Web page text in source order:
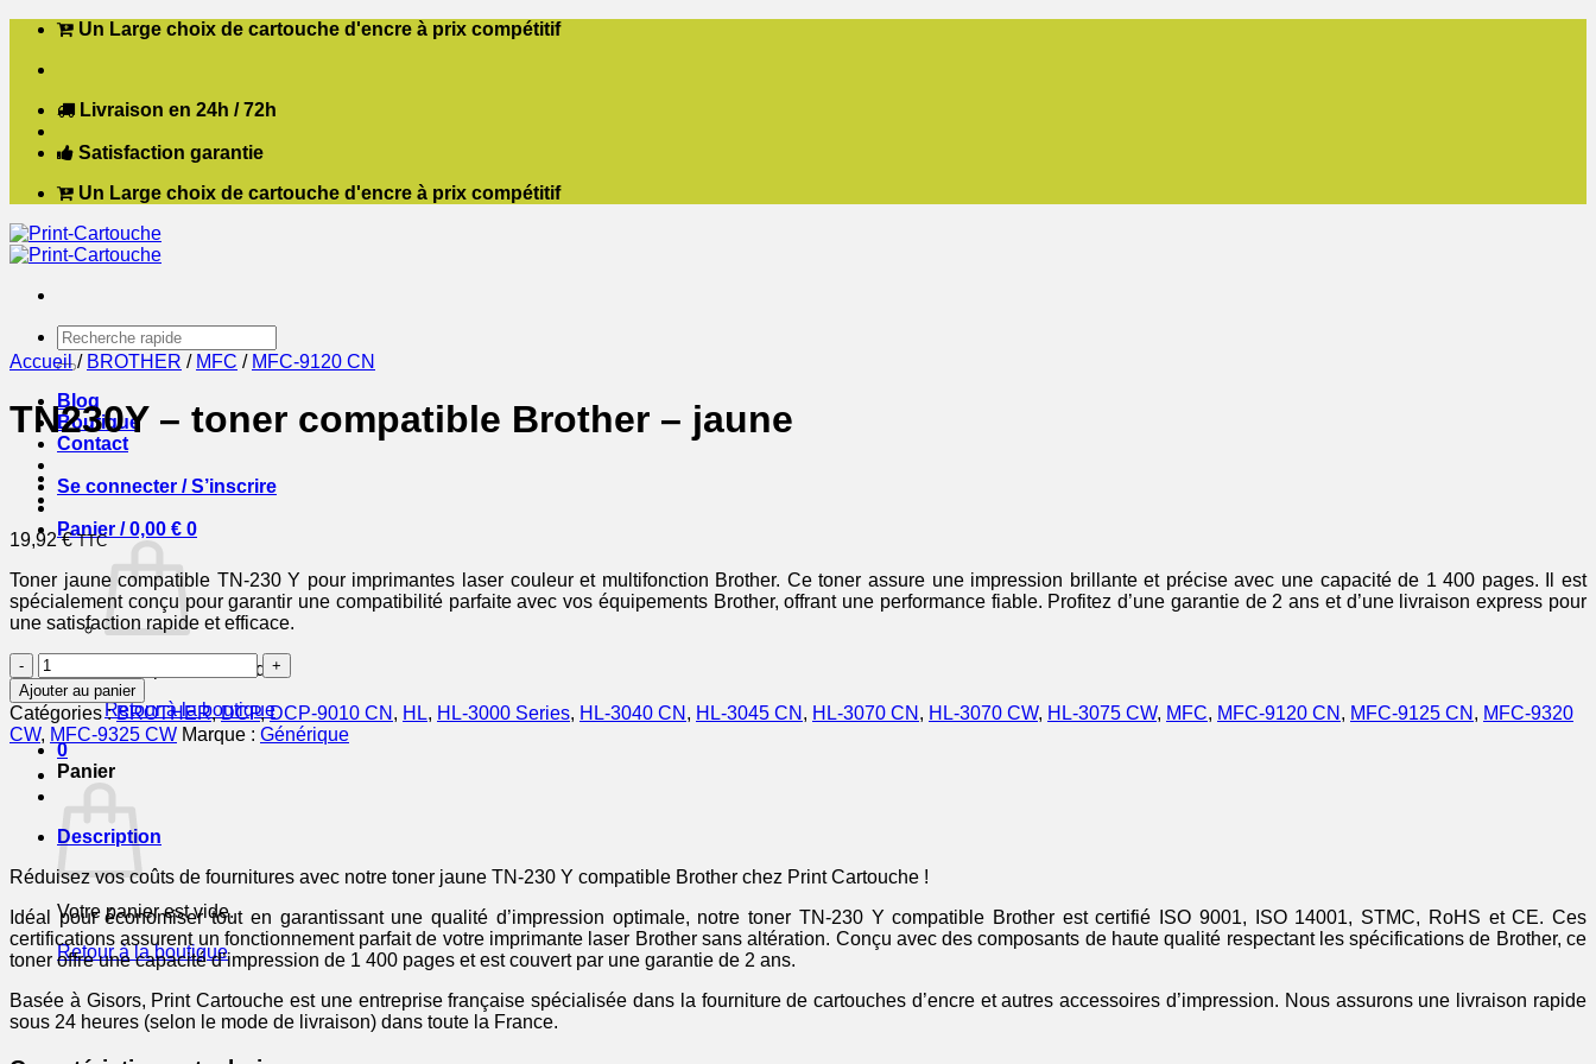
Passer
contenu
Un Large choix de cartouche d'encre à prix compétitif
Livraison en 24h / 72h
Satisfaction garantie
Un Large choix de cartouche d'encre à prix compétitif
Recherche
pour :
Blog
Boutique
Contact
Se connecter / S’inscrire
Panier /0,00 € 0
Votre panier est vide.
Retour à la boutique
0
Panier
Votre panier est vide.
Retour à la boutique
Accueil / BROTHER / MFC / MFC-9120 CN
TN230Y – toner compatible Brother – jaune
19,92€ TTC
Toner jaune compatible TN-230 Y pour imprimantes laser couleur et multifonction Brother. Ce toner assure une impression brillante et précise avec une capacité de 1 400 pages. Il est
spécialement conçu pour garantir une compatibilité parfaite avec vos équipements Brother, offrant une performance fiable. Profitez d’une garantie de 2 ans et d’une livraison express pour
une satisfaction rapide et efficace.
quantité
de
TN230Y
-
toner
compatible
Brother
jaune
Ajouter au panier
Catégories :BROTHER,DCP,DCP-9010 CN , HL, HL-3000 Series, HL-3040 CN , HL-3045 CN , HL-3070 CN , HL-3070 CW, HL-3075 CW, MFC, MFC-9120 CN , MFC-9125 CN , MFC-9320
CW, MFC-9325 CW Marque : Générique
Description
Réduisez vos coûts de fournitures avec notre toner jaune TN-230 Y compatible Brother chez Print Cartouche !
Idéal pour économiser tout en garantissant une qualité d’impression optimale, notre toner TN-230 Y compatible Brother est certifié ISO 9001, ISO 14001, STMC, RoHS et CE. Ces
certifications assurent un fonctionnement parfait de votre imprimante laser Brother sans altération. Conçu avec des composants de haute qualité respectant les spécifications de Brother, ce
toner offre une capacité d’impression de 1 400 pages et est couvert par une garantie de 2 ans.
Basée à Gisors, Print Cartouche est une entreprise française spécialisée dans la fourniture de cartouches d’encre et autres accessoires d’impression. Nous assurons une livraison rapide
sous 24 heures (selon le mode de livraison) dans toute la France.